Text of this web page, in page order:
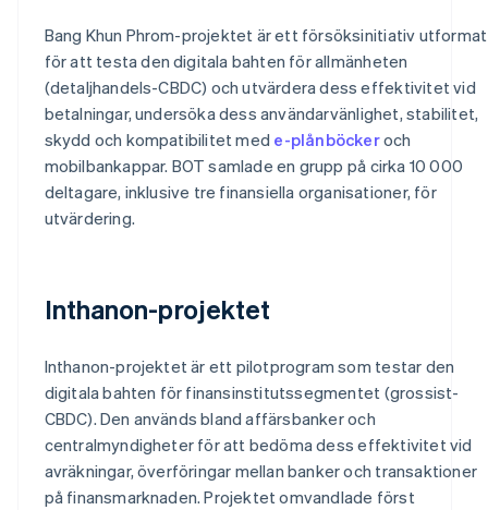
Bang Khun Phrom-projektet är ett försöksinitiativ utformat
för att testa den digitala bahten för allmänheten
(detaljhandels-CBDC) och utvärdera dess effektivitet vid
betalningar, undersöka dess användarvänlighet, stabilitet,
skydd och kompatibilitet med e-plånböckeroch
mobilbankappar. BOT samlade en grupp på cirka 10 000
deltagare, inklusive tre finansiella organisationer, för
utvärdering.
Inthanon-projektet
Inthanon-projektet är ett pilotprogram som testar den
digitala bahten för finansinstitutssegmentet (grossist-
CBDC). Den används bland affärsbanker och
centralmyndigheter för att bedöma dess effektivitet vid
avräkningar, överföringar mellan banker och transaktioner
på finansmarknaden. Projektet omvandlade först